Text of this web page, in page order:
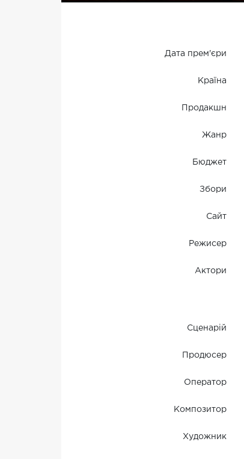
Дата прем'єри
Країна
Продакшн
Жанр
Бюджет
Збори
Сайт
Режисер
Актори
Сценарій
Продюсер
Оператор
Композитор
Художник